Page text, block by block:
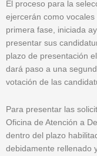
El proceso para la
ejercerán como
primera fase, iniciada
presentar sus
plazo de presentación
dará paso a una
votación de las
Para presentar las
Oficina de Atención a
dentro del plazo
debidamente rellenado